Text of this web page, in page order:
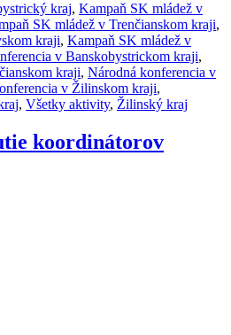
kraj, Kampaň SK mládež v
SK mládež v Trenčianskom kraji,
kraji, Kampaň SK mládež v
v Banskobystrickom kraji,
kraji, Národná konferencia v
v Žilinskom kraji,
, Všetky aktivity, Žilinský kraj
koordinátorov